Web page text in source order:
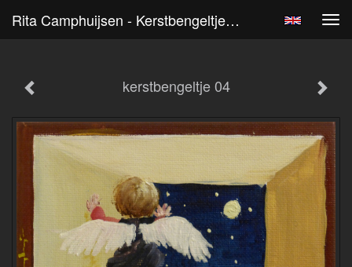
Rita Camphuijsen - Kerstbengeltje 04
kerstbengeltje 04